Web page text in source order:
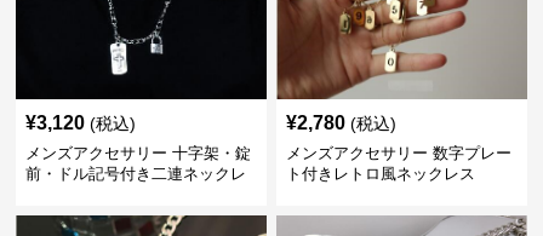
¥3,120 (税込)
メンズアクセサリー 十字架・錠
前・ドル記号付き二連ネックレ
¥2,780 (税込)
メンズアクセサリー 数字プレー
ト付きレトロ風ネックレス